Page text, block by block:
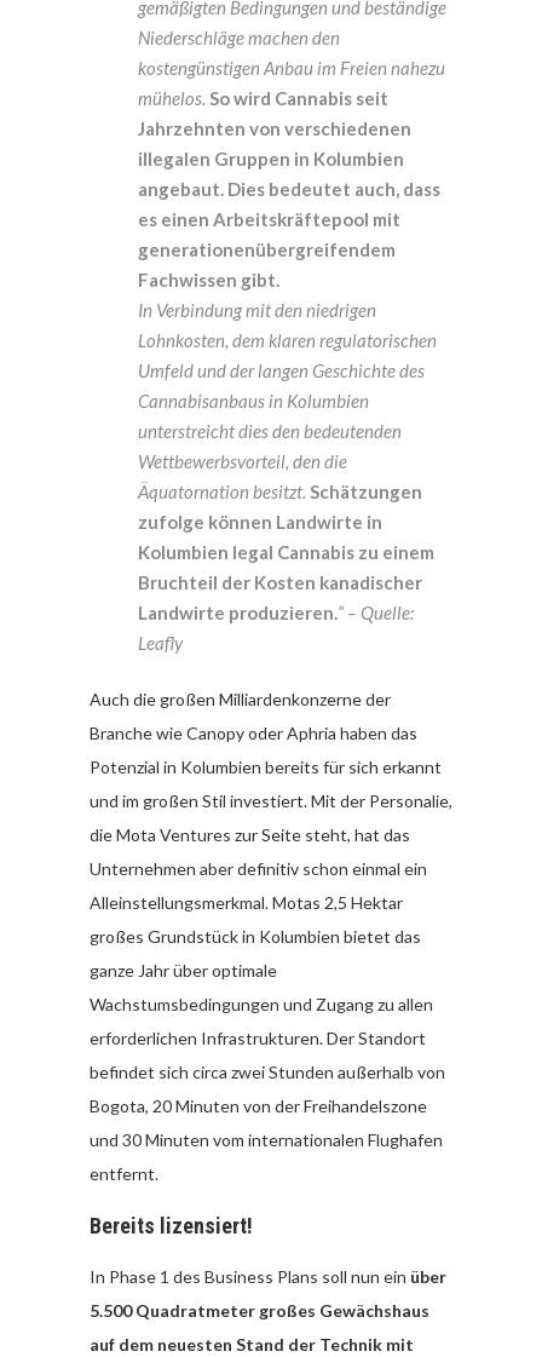
gemäßigten Bedingungen und beständige
Niederschläge machen den
kostengünstigen Anbau im Freien nahezu
mühelos. So wird Cannabis seit
Jahrzehnten von verschiedenen
illegalen Gruppen in Kolumbien
angebaut. Dies bedeutet auch, dass
es einen Arbeitskräftepool mit
generationenübergreifendem
Fachwissen gibt.
In Verbindung mit den niedrigen
Lohnkosten, dem klaren regulatorischen
Umfeld und der langen Geschichte des
Cannabisanbaus in Kolumbien
unterstreicht dies den bedeutenden
Wettbewerbsvorteil, den die
Äquatornation besitzt. Schätzungen
zufolge können Landwirte in
Kolumbien legal Cannabis zu einem
Bruchteil der Kosten kanadischer
Landwirte produzieren.“ – Quelle:
Leafly
Auch die großen Milliardenkonzerne der
Branche wie Canopy oder Aphria haben das
Potenzial in Kolumbien bereits für sich erkannt
und im großen Stil investiert. Mit der Personalie,
die Mota Ventures zur Seite steht, hat das
Unternehmen aber definitiv schon einmal ein
Alleinstellungsmerkmal. Motas 2,5 Hektar
großes Grundstück in Kolumbien bietet das
ganze Jahr über optimale
Wachstumsbedingungen und Zugang zu allen
erforderlichen Infrastrukturen. Der Standort
befindet sich circa zwei Stunden außerhalb von
Bogota, 20 Minuten von der Freihandelszone
und 30 Minuten vom internationalen Flughafen
entfernt.
Bereits lizensiert!
In Phase 1 des Business Plans soll nun ein über
5.500 Quadratmeter großes Gewächshaus
auf dem neuesten Stand der Technik mit